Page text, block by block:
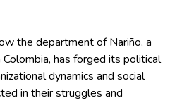
the department of Nariño, a
has forged its political
dynamics and social
in their struggles and